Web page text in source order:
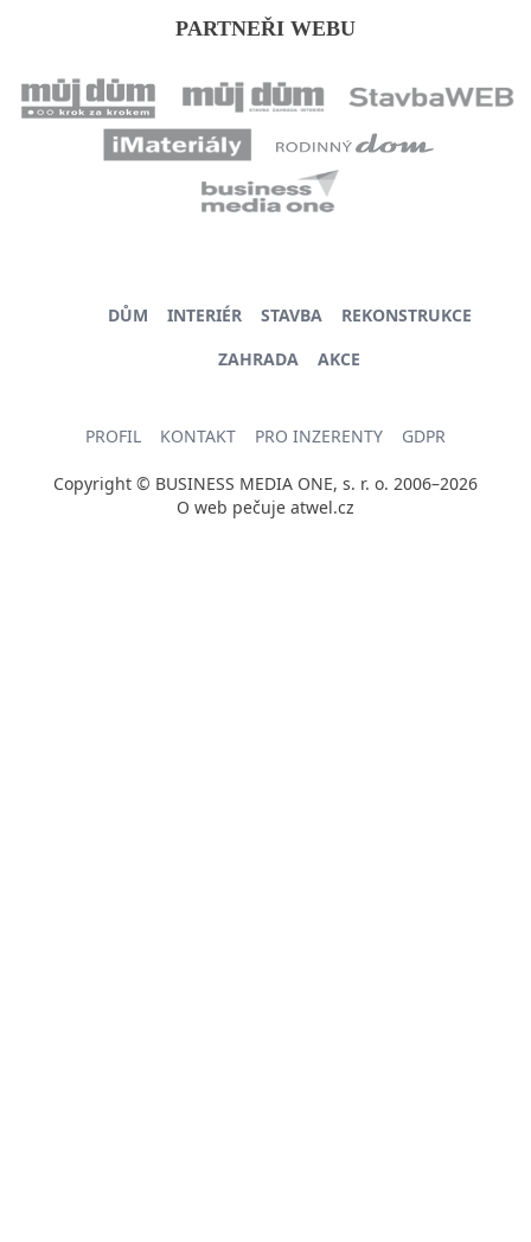
PARTNEŘI WEBU
DŮM INTERIÉR STAVBA
REKONSTRUKCE
ZAHRADA
AKCE
PROFIL KONTAKT PRO INZERENTY GDPR
Copyright © BUSINESS MEDIA ONE, s. r. o. 2006–2026